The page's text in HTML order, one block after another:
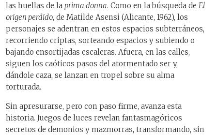
las huellas de la prima donna. Como en la búsqueda de El
origen perdido, de Matilde Asensi (Alicante, 1962), los
personajes se adentran en estos espacios subterráneos,
recorriendo criptas, sorteando espacios y subiendo o
bajando ensortijadas escaleras. Afuera, en las calles,
siguen los caóticos pasos del atormentado ser y,
dándole caza, se lanzan en tropel sobre su alma
torturada.
Sin apresurarse, pero con paso firme, avanza esta
historia. Juegos de luces revelan fantasmagóricos
secretos de demonios y mazmorras, transformando, sin